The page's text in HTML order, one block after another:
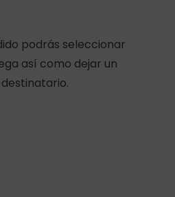
podrás seleccionar
así como dejar un